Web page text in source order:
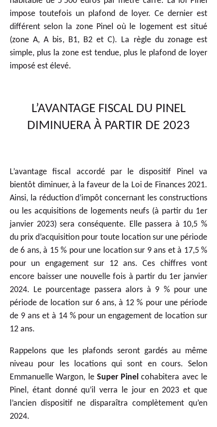
impose toutefois un plafond de loyer. Ce dernier est
différent selon la zone Pinel où le logement est situé
(zone A, A bis, B1, B2 et C). La règle du zonage est
simple, plus la zone est tendue, plus le plafond de loyer
imposé est élevé.
L’AVANTAGE FISCAL DU PINEL
DIMINUERA À PARTIR DE 2023
L’avantage fiscal accordé par le dispositif Pinel va
bientôt diminuer, à la faveur de la Loi de Finances 2021.
Ainsi, la réduction d’impôt concernant les constructions
ou les acquisitions de logements neufs (à partir du 1er
janvier 2023) sera conséquente. Elle passera à 10,5 %
du prix d’acquisition pour toute location sur une période
de 6 ans, à 15 % pour une location sur 9 ans et à 17,5 %
pour un engagement sur 12 ans. Ces chiffres vont
encore baisser une nouvelle fois à partir du 1er janvier
2024. Le pourcentage passera alors à 9 % pour une
période de location sur 6 ans, à 12 % pour une période
de 9 ans et à 14 % pour un engagement de location sur
12 ans.
Rappelons que les plafonds seront gardés au même
niveau pour les locations qui sont en cours. Selon
Emmanuelle Wargon, le Super Pinel cohabitera avec le
Pinel, étant donné qu’il verra le jour en 2023 et que
l’ancien dispositif ne disparaîtra complètement qu’en
2024.